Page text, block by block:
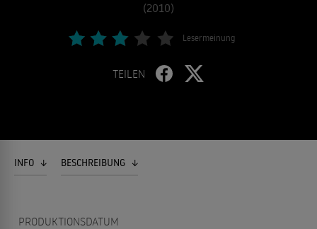
(2010)
Lesermeinung
TEILEN
INFO BESCHREIBUNG
PRODUKTIONSDATUM